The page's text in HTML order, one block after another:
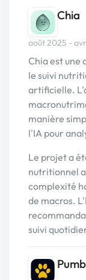
Chia
août 2025 -
Chia est une
le suivi
artificielle.
manière
l'IA pour
Le projet a
nutritionnel
complexité
de macros.
suivi